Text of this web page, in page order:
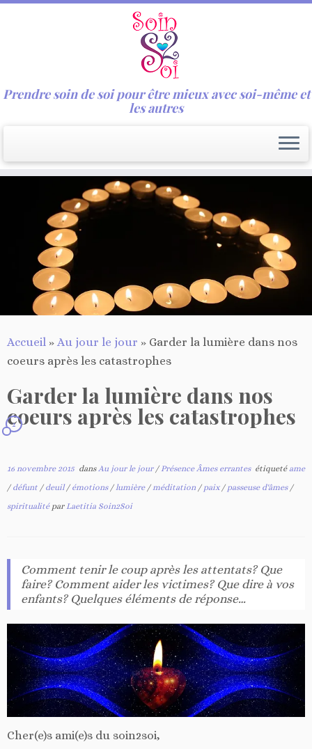
Prendre soin de soi pour être mieux avec soi-même et
les autres
Accueil » Au jour le jour » Garder la lumière dans nos
coeurs après les catastrophes
Garder la lumière dans nos
coeurs après les catastrophes
2
16 novembre 2015 dansAu jour le jour / Présence Âmes errantes étiqueté ame
/ défunt / deuil/ émotions /lumière /méditation / paix / passeuse d'âmes /
spiritualité par Laetitia Soin2Soi
Comment tenir le coup après les attentats? Que
faire? Comment aider les victimes? Que dire à vos
enfants? Quelques éléments de réponse…
Cher(e)s ami(e)s du soin2soi,